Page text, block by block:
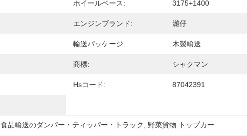
ホイールベース: 3175+1400
エンジンブランド: 濰仔
輸送パッケージ: 木製輸送
商標: シャクマン
Hsコード: 87042391
食品輸送のダンパー・ティッパー・トラック 野菜貨物 トップカー